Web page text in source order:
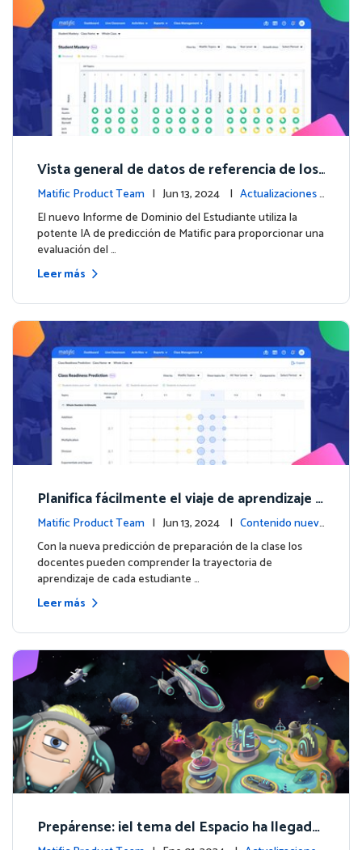
Vista general de datos de referencia de los
estudiantes con el nuevo Informe de Domi
nio del Estudiante
Matific Product Team | Jun 13, 2024 | Actualizaciones
de la plataforma
El nuevo Informe de Dominio del Estudiante utiliza la
potente IA de predicción de Matific para proporcionar una
evaluación del …
Leer más
Planifica fácilmente el viaje de aprendizaje d
e cada estudiante con la nueva predicción d
e preparación de la clase
Matific Product Team | Jun 13, 2024 | Contenido nuev
o
Con la nueva predicción de preparación de la clase los
docentes pueden comprender la trayectoria de
aprendizaje de cada estudiante …
Leer más
Prepárense: ¡el tema del Espacio ha llegado